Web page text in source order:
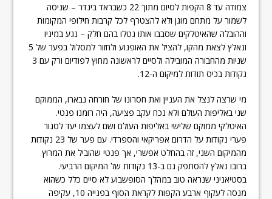
צמודה עד 8 הקפות לסיום מתוך 22 כשבראד בינדר – שניסה
לשמור על מתחם מוגן ולא להצטרף לכל קרבות חילופי המקומות
וההובלה שהאיטלקים שסבבו אותו נטלו בהם חלק – נגע במיניו
ונאלץ לצאת מהקו, להציל את האופנוע ולחזור למסלול בפער של 5
שניות מהחבורה המובילה ולסיים לראשונה מחוץ לפודיום ורק עם 3
נקודות בכיס תודות למיקום ה-12.
מי שרצה לנצל את העניין ואת חסרונו של חורחה נבארו, הממוקם
שני באליפות העולם ולא נכח עקב פציעה, היה רומנו פנטי.
האיטלקי ממוקם שלישי באליפות העולם ושם לעצמו יעד לסגור
פערי נקודות על הדרום אפריקאי והספרדי. עם פער של 23 נקודות
מהמיקום השני, זה בהחלט אפשרי, אך פנטי שהוביל את המרוץ
ברובו נאלץ להסתפק גם ב-13 נקודות של המיקום הרביעי.
בסטיאניני שנראה טוב במהלך הסופשבוע לא סיים כלל כשהוא
מנסה לעקוף ארבע הקפות לקראת הסוף בפנייה 10, עקיפה